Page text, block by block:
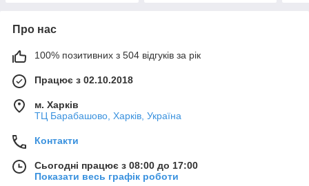
Про нас
100% позитивних з 504 відгуків за рік
Працює з 02.10.2018
м. Харків
ТЦ Барабашово, Харків, Україна
Контакти
Сьогодні працює з 08:00 до 17:00
Показати весь графік роботи